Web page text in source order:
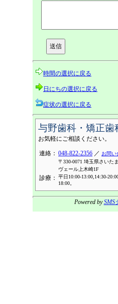
時間の選択に戻る
日にちの選択に戻る
症状の選択に戻る
与野歯科・矯正歯
お気軽にご相談ください。
連絡： 048-822-2356 ／ お問い
〒330-0071 埼玉県さいた
ヴェール上木崎1F
診療：
平日10:00-13:00,14:30-
18:00。
Powered bySMS